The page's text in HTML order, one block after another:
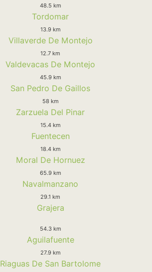
48.5 km
Tordomar
13.9 km
Villaverde De Montejo
12.7 km
Valdevacas De Montejo
45.9 km
San Pedro De Gaillos
58 km
Zarzuela Del Pinar
15.4 km
Fuentecen
18.4 km
Moral De Hornuez
65.9 km
Navalmanzano
29.1 km
Grajera
54.3 km
Aguilafuente
27.9 km
Riaguas De San Bartolome